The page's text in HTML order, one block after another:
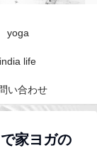
yoga
india life
い合わせ
家ヨガの